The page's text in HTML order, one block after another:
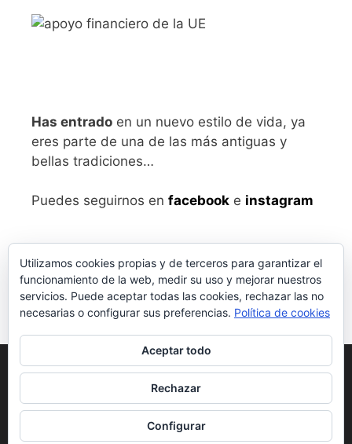
Has entrado en un nuevo estilo de vida, ya
eres parte de una de las más antiguas y
bellas tradiciones…
Puedes seguirnos en facebook e instagram
Aviso legaly Política de Privacidad
Condiciones generales de compra
• Creado con
Utilizamos cookies propias y de terceros para garantizar el
funcionamiento de la web, medir su uso y mejorar nuestros
servicios. Puede aceptar todas las cookies, rechazar las no
necesarias o configurar sus preferencias. Política de cookies
Aceptar todo
Rechazar
Configurar